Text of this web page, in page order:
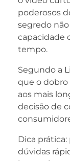
poderosos
segredo
capacidade
tempo.
Segundo a
que o
aos mais
decisão de
Dica
dúvidas